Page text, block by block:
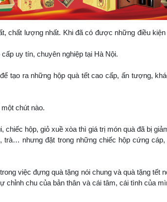
chất lượng nhất. Khi đã có được những điều
uy tín, chuyên nghiệp tại Hà Nội.
tạo ra những hộp quà tết cao cấp, ấn tượng,
chút nào.
hộp, giỏ xuề xòa thì giá trị món quà đã bị
nhưng đặt trong những chiếc hộp cứng cáp,
việc đựng quà tặng nói chung và quà tặng tết
chỉnh chu của bản thân và cái tâm, cái tình của